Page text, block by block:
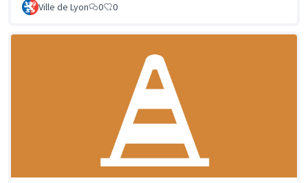
Ville de Lyon 0 0